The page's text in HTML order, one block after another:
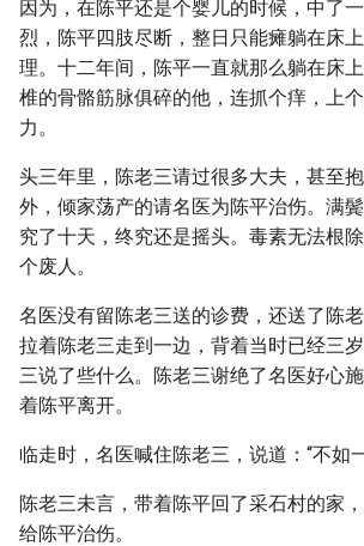
因为，在陈平还是个婴儿的时候，中了
烈，陈平四肢尽断，整日只能瘫躺在床
理。十二年间，陈平一直就那么躺在床
椎的骨骼筋脉俱碎的他，连抓个痒，上
力。
头三年里，陈老三请过很多大夫，甚至
外，倾家荡产的请名医为陈平治伤。满
究了十天，终究还是摇头。毒素无法根
个废人。
名医没有留陈老三送的诊费，还送了陈
拉着陈老三走到一边，背着当时已经三
三说了些什么。陈老三谢绝了名医好心
着陈平离开。
临走时，名医喊住陈老三，说道：“不如
陈老三未言，带着陈平回了采石村的家
给陈平治伤。